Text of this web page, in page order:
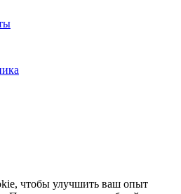
чтобы улучшить ваш опыт